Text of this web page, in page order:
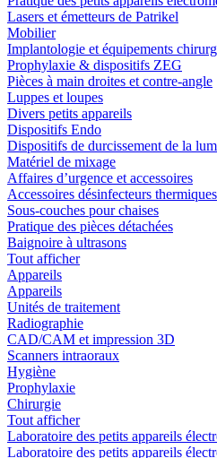
Lasers et émetteurs de Patrikel
Mobilier
Implantologie et équipements
Prophylaxie & dispositifs ZEG
Pièces à main droites et contre-angle
Luppes et loupes
Divers petits appareils
Dispositifs Endo
Dispositifs de durcissement de la
Matériel de mixage
Affaires d’urgence et accessoires
Accessoires désinfecteurs thermiques
Sous-couches pour chaises
Pratique des pièces détachées
Baignoire à ultrasons
Tout afficher
Appareils
Appareils
Unités de traitement
Radiographie
CAD/CAM et impression 3D
Scanners intraoraux
Hygiène
Prophylaxie
Chirurgie
Tout afficher
Laboratoire des petits appareils
Laboratoire des petits appareils